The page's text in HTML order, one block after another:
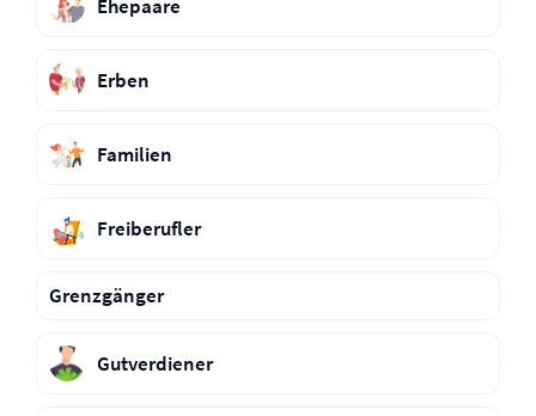
Ehepaare
Erben
Familien
Freiberufler
Grenzgänger
Gutverdiener